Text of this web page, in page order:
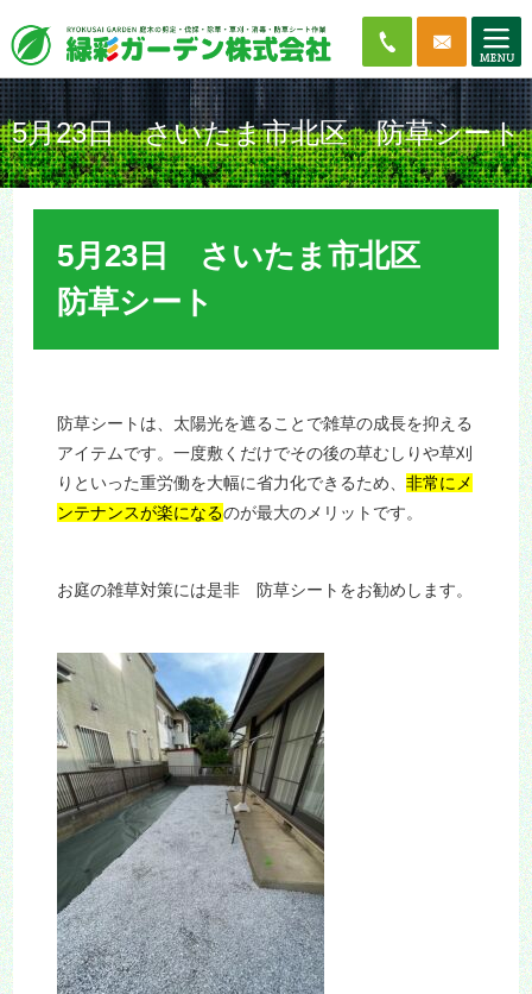
5月23日 さいたま市北区 防草シート
5月23日 さいたま市北区
防草シート
防草シートは、太陽光を遮ることで雑草の成長を抑える
アイテムです。一度敷くだけでその後の草むしりや草刈
りといった重労働を大幅に省力化できるため、非常にメ
ンテナンスが楽になるのが最大のメリットです。
お庭の雑草対策には是非 防草シートをお勧めします。